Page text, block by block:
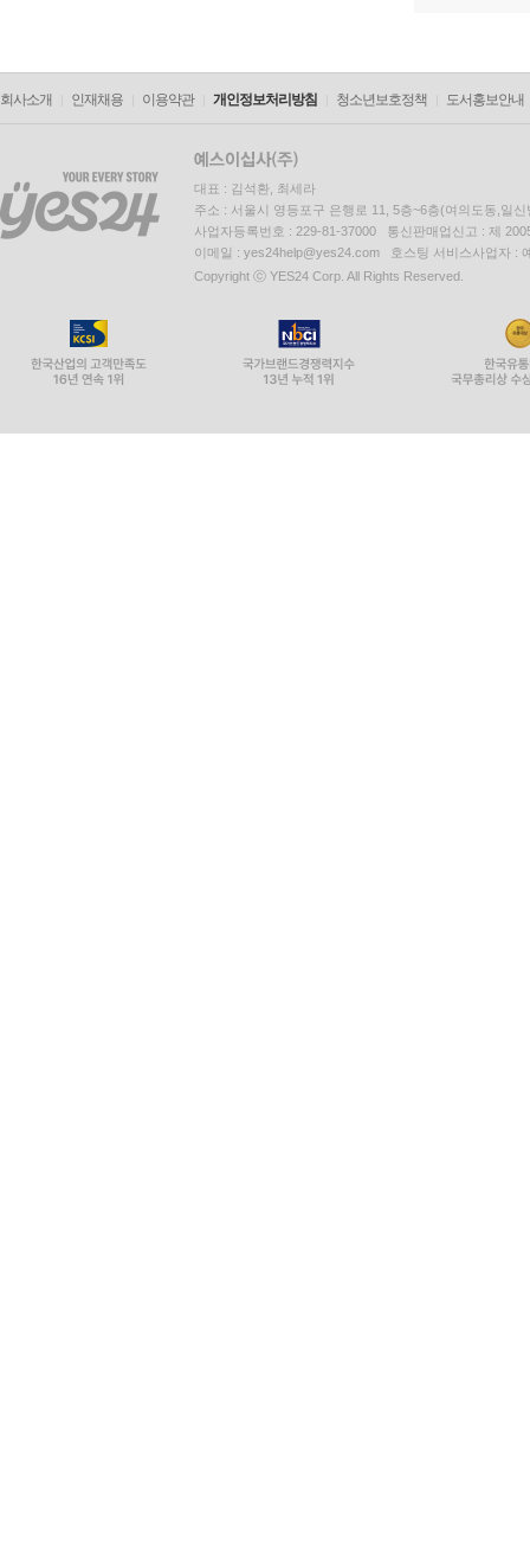
회사소개 인재채용 이용약관 개인정보처리방침 청소년보호정책 도서홍보안내
대표 : 김석환, 최세라
주소 : 서울시 영등포구 은행로 11, 5층~6층(여의도동,일신
사업자등록번호 : 229-81-37000 통신판매업신고 : 제
이메일 : yes24help@yes24.com 호스팅 서비스사업자 :
Copyright ⓒ YES24 Corp. All Rights Reserved.